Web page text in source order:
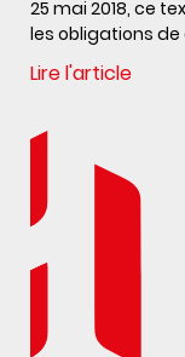
25 mai 2018, ce
les obligations
Lire l'article